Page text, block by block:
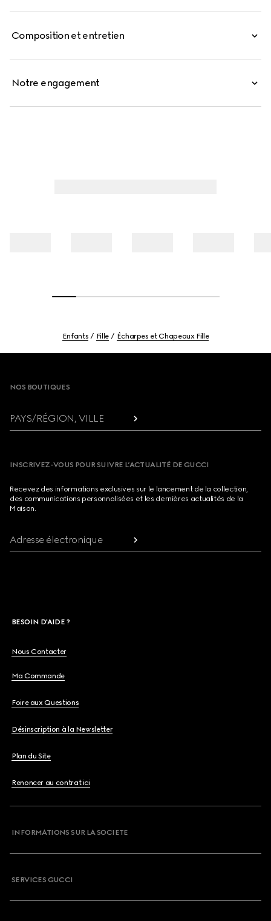
Composition et entretien
Notre engagement
Enfants Fille Écharpes et Chapeaux Fille
NOS BOUTIQUES
PAYS/RÉGION, VILLE
INSCRIVEZ-VOUS POUR SUIVRE L’ACTUALITÉ DE GUCCI
Recevez des informations exclusives sur le lancement de la collection,
des communications personnalisées et les dernières actualités de la
Maison.
Adresse électronique
BESOIN D'AIDE ?
Nous Contacter
Ma Commande
Foire aux Questions
Désinscription à la Newsletter
Plan du Site
Renoncer au contrat ici
INFORMATIONS SUR LA SOCIETE
SERVICES GUCCI